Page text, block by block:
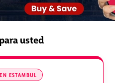
usted
ESTAMBUL